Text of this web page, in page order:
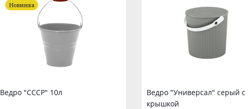
Ведро "СССР" 10л
Новинка
Ведро "Универсал" серый с
крышкой